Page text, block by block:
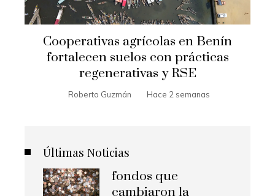
Cooperativas agrícolas en Benín
fortalecen suelos con prácticas
regenerativas y RSE
Roberto Guzmán Hace 2 semanas
Últimas Noticias
fondos que
cambiaron la